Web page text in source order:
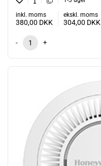
inkl. moms
380,00 DKK
ekskl. moms
304,00 DKK
- +